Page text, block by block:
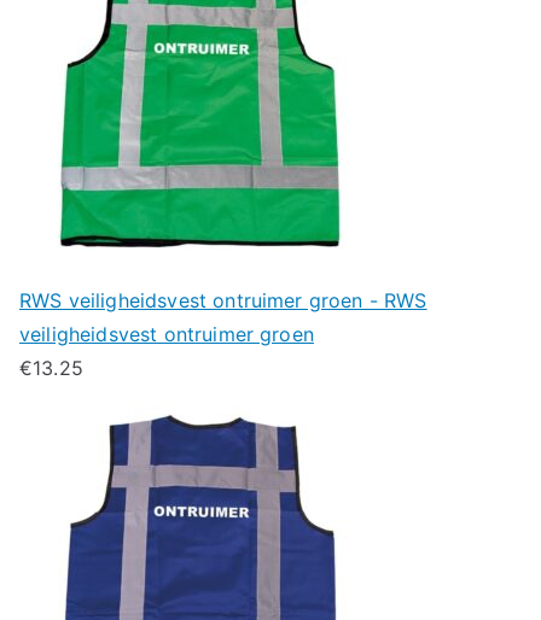
RWS veiligheidsvest ontruimer groen - RWS
veiligheidsvest ontruimer groen
€13.25